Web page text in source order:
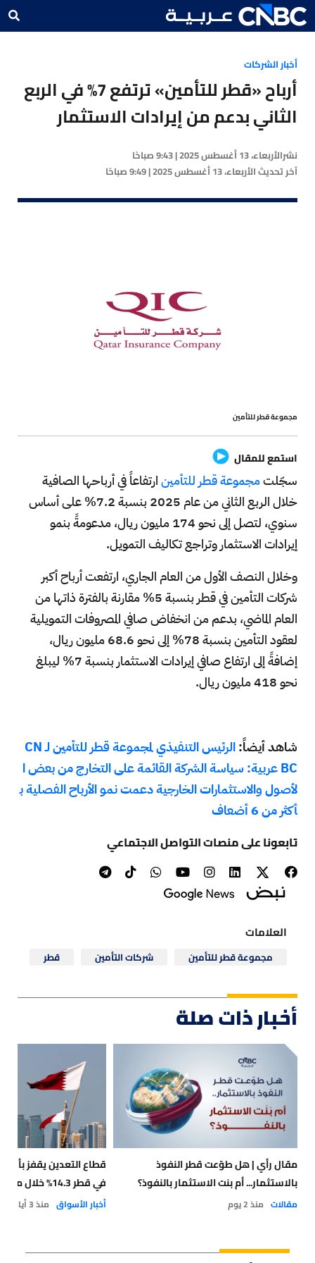
أخبار الشركات
أرباح «قطر للتأمين» ترتفع 7% في الربع
الثاني بدعم من إيرادات الاستثمار
نشرالأربعاء، 13 أغسطس 2025 | 9:43 صباحًا
آخر تحديثالأربعاء، 13 أغسطس 2025 | 9:49 صباحًا
مجموعة قطر للتأمين
استمع للمقال
سجّلتمجموعة قطر للتأمينارتفاعاً في أرباحها الصافية
خلال الربع الثاني من عام 2025 بنسبة 7.2% على أساس
سنوي، لتصل إلى نحو 174 مليون ريال، مدعومةً بنمو
إيرادات الاستثمار وتراجع تكاليف التمويل.
وخلال النصف الأول من العام الجاري، ارتفعت أرباح أكبر
شركات التأمين في قطر بنسبة 5% مقارنة بالفترة ذاتها من
العام الماضي، بدعم من انخفاض صافي المصروفات التمويلية
لعقود التأمين بنسبة 78% إلى نحو 68.6 مليون ريال،
إضافةً إلى ارتفاع صافي إيرادات الاستثمار بنسبة 7% ليبلغ
نحو 418 مليون ريال.
شاهد أيضاً:
الرئيس التنفيذي لمجموعة قطر للتأمين لـ CN
BC عربية: سياسة الشركة القائمة على التخارج من بعض ا
لأصول والاستثمارات الخارجية دعمت نمو الأرباح الفصلية ب
أكثر من 6 أضعاف
تابعونا على منصات التواصل الاجتماعي
العلامات
مجموعة قطر للتأمين شركات التأمين قطر
أخبار ذات صلة
مقال رأي | هل طوّعت قطر النفوذ
بالاستثمار... أم بنت الاستثمار بالنفوذ؟
مقالات منذ 2 يوم
قطاع التعدين يقفز
في قطر 14.3% خلال مايو 2026
أخبار الأسواق منذ 3 أيام